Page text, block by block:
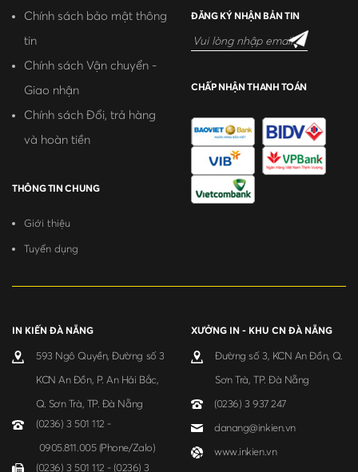
Chính sách bảo mật thông
tin
Chính sách Vận chuyển -
Giao nhận
Chính sách Đổi, trả hàng
và hoàn tiền
THÔNG TIN CHUNG
Giới thiệu
Tuyển dụng
ĐĂNG KÝ NHẬN BẢN TIN
CHẤP NHẬN THANH TOÁN
IN KIẾN ĐÀ NẴNG
593 Ngô Quyền, Đường số 3
KCN An Đồn, P. An Hải Bắc,
Q. Sơn Trà, TP. Đà Nẵng
(0236) 3 501 112 -
0905.811.005 (Phone/Zalo)
(0236) 3 501 112 - (0236) 3
XƯỞNG IN - KHU CN ĐÀ NẴNG
Đường số 3, KCN An Đồn, Q.
Sơn Trà, TP. Đà Nẵng
(0236) 3 937 247
danang@inkien.vn
www.inkien.vn